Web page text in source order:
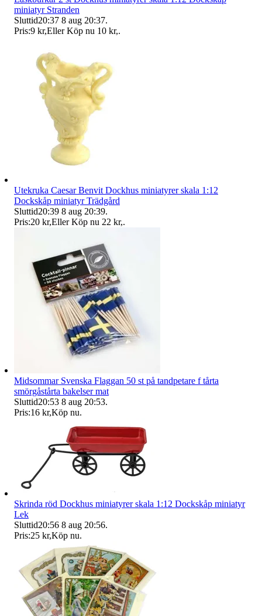
miniatyr Stranden
Sluttid20:37 8 aug 20:37.
Pris:9 kr,Eller Köp nu 10 kr,.
Utekruka Caesar Benvit Dockhus miniatyrer skala 1:12
Dockskåp miniatyr Trädgård
Sluttid20:39 8 aug 20:39.
Pris:20 kr,Eller Köp nu 22 kr,.
Midsommar Svenska Flaggan 50 st på tandpetare f tårta
smörgåstårta bakelser mat
Sluttid20:53 8 aug 20:53.
Pris:16 kr,Köp nu.
Skrinda röd Dockhus miniatyrer skala 1:12 Dockskåp miniatyr
Lek
Sluttid20:56 8 aug 20:56.
Pris:25 kr,Köp nu.